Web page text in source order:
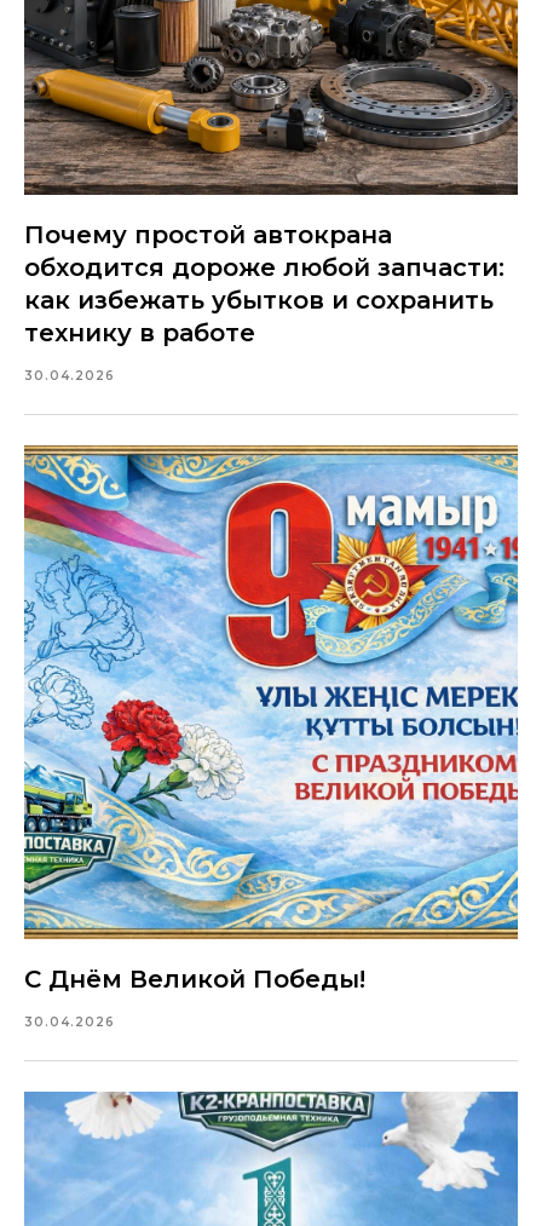
Почему простой автокрана
обходится дороже любой запчасти:
как избежать убытков и сохранить
технику в работе
30.04.2026
С Днём Великой Победы!
30.04.2026